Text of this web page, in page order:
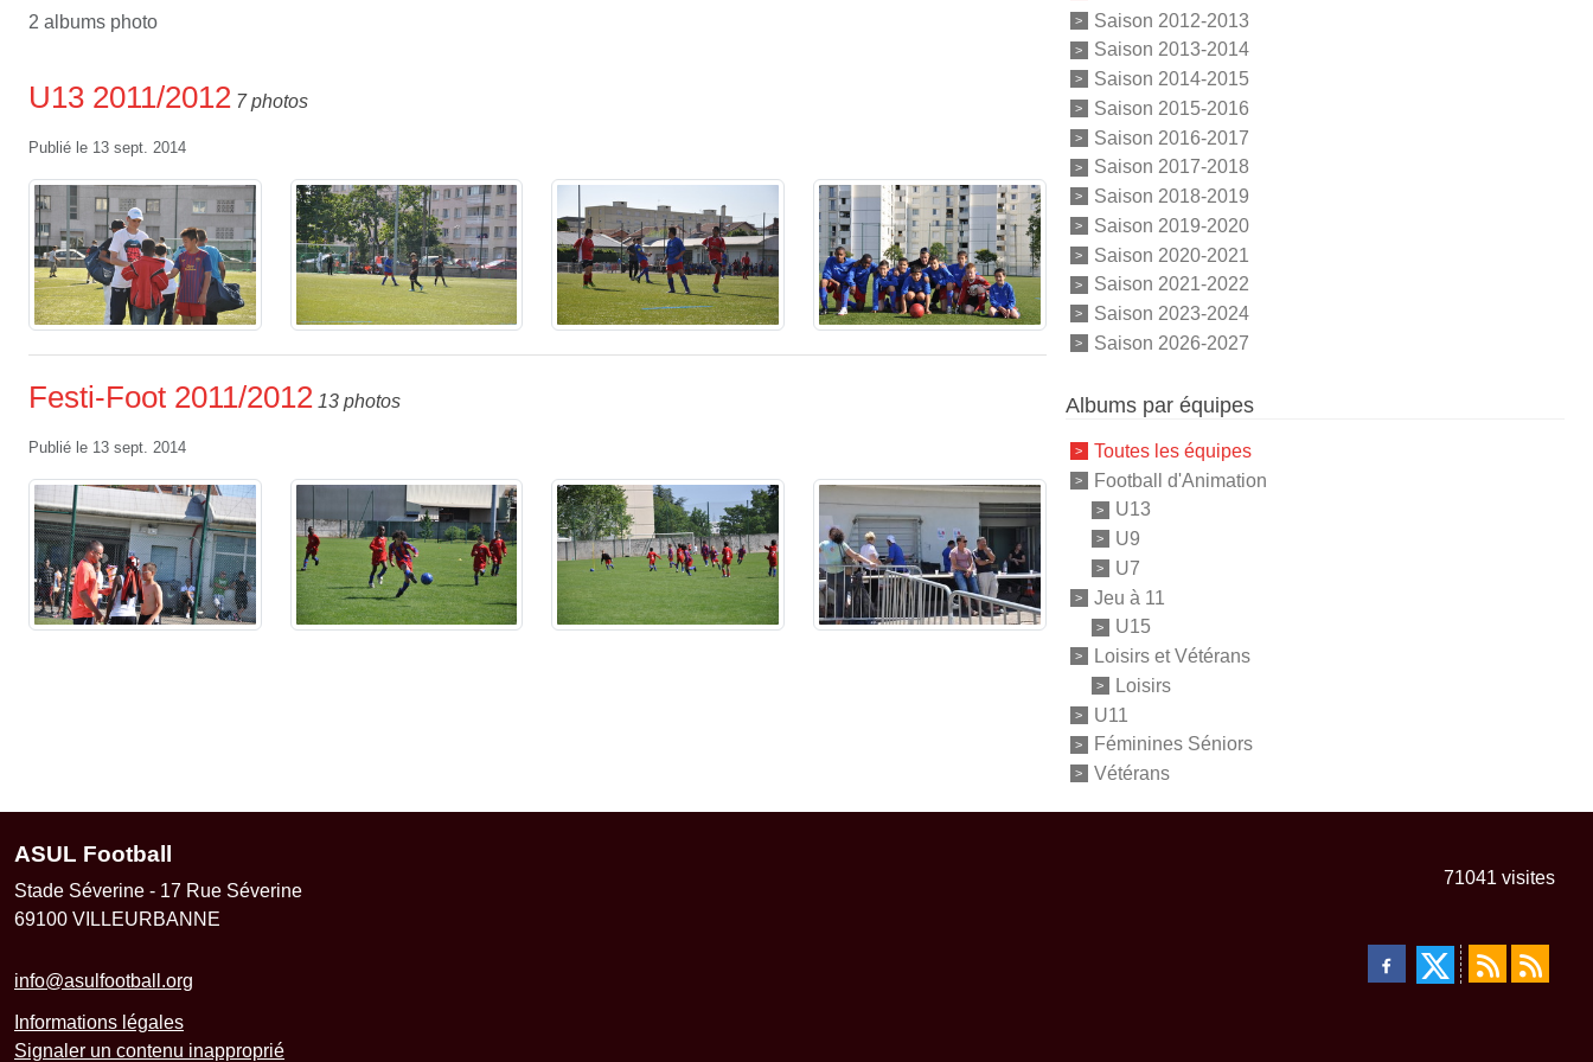
2 albums photo
U13 2011/2012 7 photos
Publié le 13 sept. 2014
Festi-Foot 2011/2012 13 photos
Publié le 13 sept. 2014
Saison 2012-2013
Saison 2013-2014
Saison 2014-2015
Saison 2015-2016
Saison 2016-2017
Saison 2017-2018
Saison 2018-2019
Saison 2019-2020
Saison 2020-2021
Saison 2021-2022
Saison 2023-2024
Saison 2026-2027
Albums par équipes
Toutes les équipes
Football d'Animation
U13
U9
U7
Jeu à 11
U15
Loisirs et Vétérans
Loisirs
U11
Féminines Séniors
Vétérans
ASUL Football
Stade Séverine - 17 Rue Séverine
69100 VILLEURBANNE
info@asulfootball.org
Informations légales
Signaler un contenu inapproprié
71041 visites